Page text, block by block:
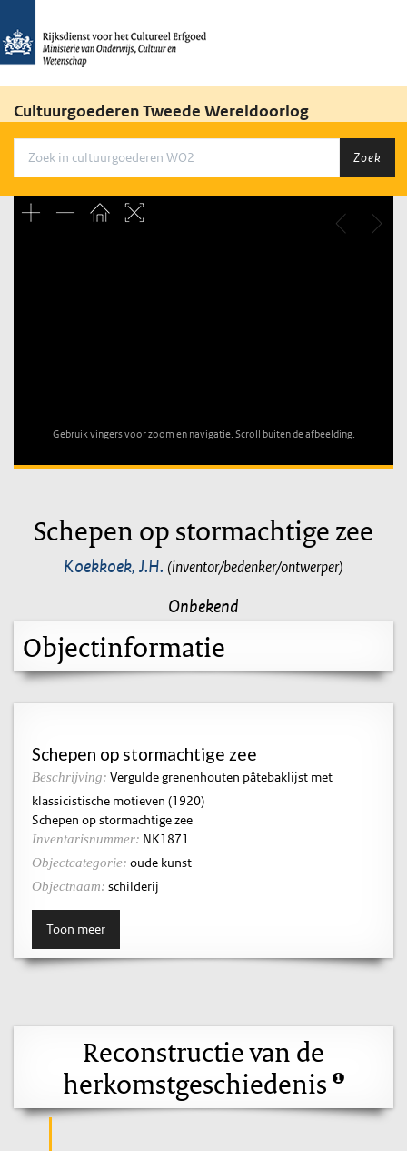
Cultuurgoederen Tweede Wereldoorlog
Zoek
Gebruik vingers voor zoom en navigatie. Scroll buiten de afbeelding.
Schepen op stormachtige zee
Koekkoek, J.H. (inventor/bedenker/ontwerper)
Onbekend
Objectinformatie
Schepen op stormachtige zee
Beschrijving: Vergulde grenenhouten pâtebaklijst met
klassicistische motieven (1920)
Schepen op stormachtige zee
Inventarisnummer: NK1871
Objectcategorie: oude kunst
Objectnaam: schilderij
Toon meer
Reconstructie van de
herkomstgeschiedenis